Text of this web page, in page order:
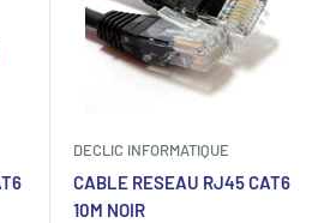
DECLIC INFORMATIQUE
CABLE RESEAU RJ45 CAT6
10M NOIR